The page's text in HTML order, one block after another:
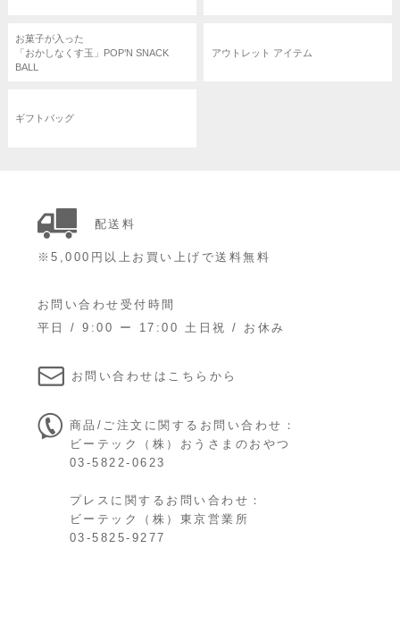
お菓子が入った
「おかしなくす玉」POP’N SNACK
BALL
アウトレット アイテム
ギフトバッグ
配送料
※5,000円以上お買い上げで送料無料
お問い合わせ受付時間
平日 / 9:00 ー 17:00 土日祝 / お休み
お問い合わせはこちらから
商品/ご注文に関するお問い合わせ：
ビーテック（株）おうさまのおやつ
03-5822-0623
プレスに関するお問い合わせ：
ビーテック（株）東京営業所
03-5825-9277